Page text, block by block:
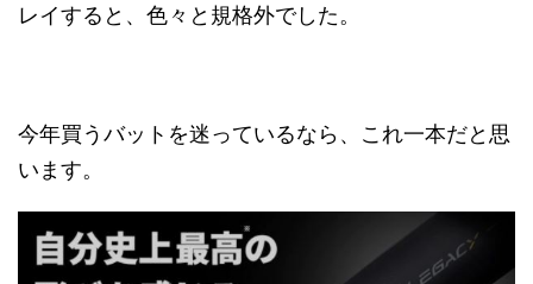
レイすると、色々と規格外でした。
今年買うバットを迷っているなら、これ一本だと思
います。